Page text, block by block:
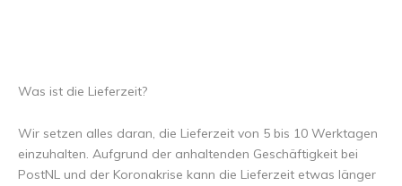
Was ist die Lieferzeit?
Wir setzen alles daran, die Lieferzeit von 5 bis 10 Werktagen
einzuhalten. Aufgrund der anhaltenden Geschäftigkeit bei
PostNL und der Koronakrise kann die Lieferzeit etwas länger